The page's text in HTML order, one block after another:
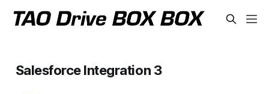
Salesforce Integration 3